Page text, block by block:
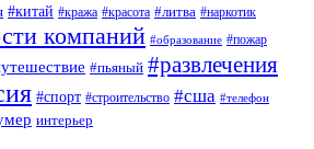
#китай #кража #красота #литва #наркотик
компаний #образование #пожар
#пьяный #развлечения
#спорт #строительство #сша #телефон
интерьер